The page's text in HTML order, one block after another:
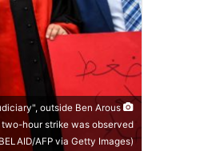
outside Ben Arous
hour strike was observed
AFP via Getty Images)